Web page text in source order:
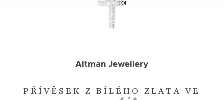
PŘÍVĚSEK Z BÍLÉHO ZLATA VE
Altman Jewellery